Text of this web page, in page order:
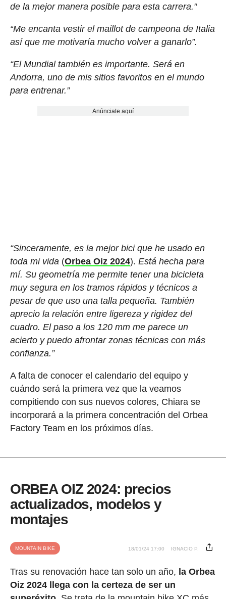
de la mejor manera posible para esta carrera."
“Me encanta vestir el maillot de campeona de Italia
así que me motivaría mucho volver a ganarlo”.
“El Mundial también es importante. Será en
Andorra, uno de mis sitios favoritos en el mundo
para entrenar.”
Anúnciate aquí
“Sinceramente, es la mejor bici que he usado en
toda mi vida (Orbea Oiz 2024). Está hecha para
mí. Su geometría me permite tener una bicicleta
muy segura en los tramos rápidos y técnicos a
pesar de que uso una talla pequeña. También
aprecio la relación entre ligereza y rigidez del
cuadro. El paso a los 120 mm me parece un
acierto y puedo afrontar zonas técnicas con más
confianza.”
A falta de conocer el calendario del equipo y
cuándo será la primera vez que la veamos
compitiendo con sus nuevos colores, Chiara se
incorporará a la primera concentración del Orbea
Factory Team en los próximos días.
ORBEA OIZ 2024: precios
actualizados, modelos y
montajes
MOUNTAIN BIKE 18/01/24 17:00 IGNACIO P.
Tras su renovación hace tan solo un año, la Orbea
Oiz 2024 llega con la certeza de ser un